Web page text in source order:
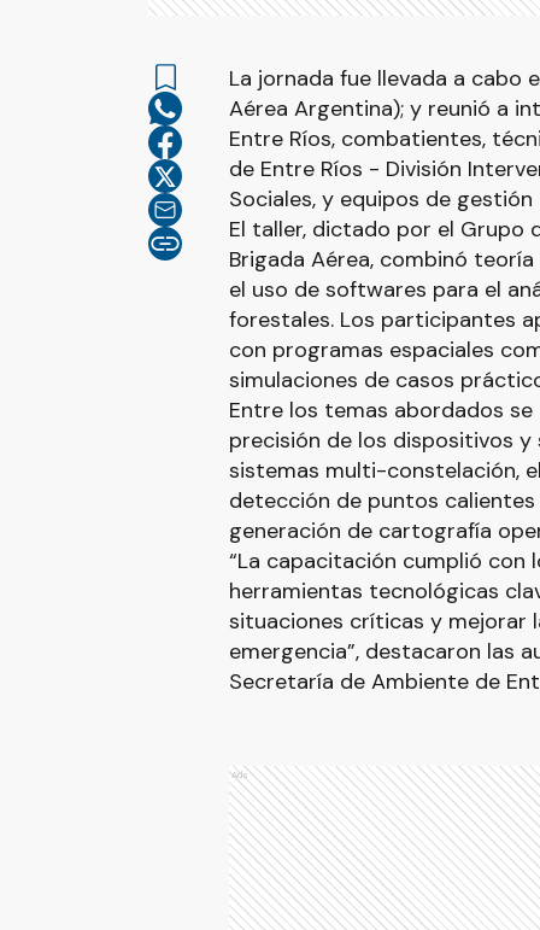
La jornada fue llevada a cabo
Aérea Argentina); y reunió a
Entre Ríos, combatientes,
de Entre Ríos - División
Sociales, y equipos de gestión
El taller, dictado por el Grupo
Brigada Aérea, combinó
el uso de softwares para el
forestales. Los participantes
con programas espaciales
simulaciones de casos
Entre los temas abordados
precisión de los dispositivos y
sistemas multi-constelación,
detección de puntos
generación de cartografía
“La capacitación cumplió
herramientas tecnológicas
situaciones críticas y mejorar
emergencia”, destacaron las
Secretaría de Ambiente de
Ads